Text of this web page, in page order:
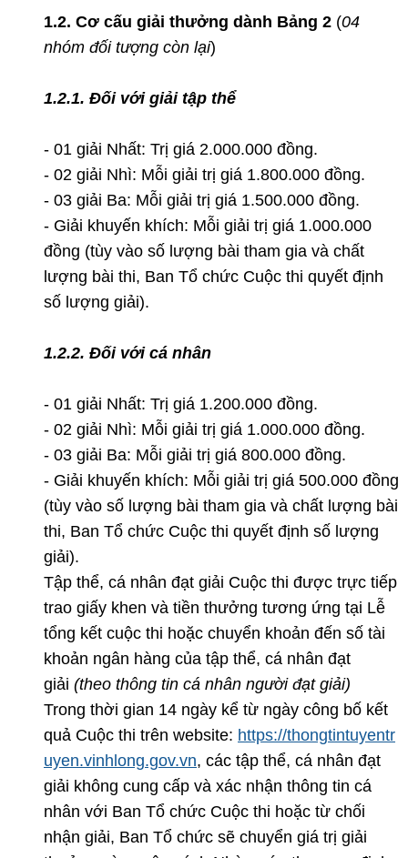
1.2. Cơ cấu giải thưởng dành Bảng 2 (04
nhóm đối tượng còn lại)
1.2.1. Đối với giải tập thể
- 01 giải Nhất: Trị giá 2.000.000 đồng.
- 02 giải Nhì: Mỗi giải trị giá 1.800.000 đồng.
- 03 giải Ba: Mỗi giải trị giá 1.500.000 đồng.
- Giải khuyến khích: Mỗi giải trị giá 1.000.000
đồng (tùy vào số lượng bài tham gia và chất
lượng bài thi, Ban Tổ chức Cuộc thi quyết định
số lượng giải).
1.2.2. Đối với cá nhân
- 01 giải Nhất: Trị giá 1.200.000 đồng.
- 02 giải Nhì: Mỗi giải trị giá 1.000.000 đồng.
- 03 giải Ba: Mỗi giải trị giá 800.000 đồng.
- Giải khuyến khích: Mỗi giải trị giá 500.000 đồng
(tùy vào số lượng bài tham gia và chất lượng bài
thi, Ban Tổ chức Cuộc thi quyết định số lượng
giải).
Tập thể, cá nhân đạt giải Cuộc thi được trực tiếp
trao giấy khen và tiền thưởng tương ứng tại Lễ
tổng kết cuộc thi hoặc chuyển khoản đến số tài
khoản ngân hàng của tập thể, cá nhân đạt
giải (theo thông tin cá nhân người đạt giải)
Trong thời gian 14 ngày kể từ ngày công bố kết
quả Cuộc thi trên website: https://thongtintuyentr
uyen.vinhlong.gov.vn, các tập thể, cá nhân đạt
giải không cung cấp và xác nhận thông tin cá
nhân với Ban Tổ chức Cuộc thi hoặc từ chối
nhận giải, Ban Tổ chức sẽ chuyển giá trị giải